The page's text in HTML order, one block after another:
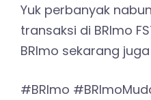
Yuk perbanyak
transaksi di BRImo
BRImo sekarang
#BRImo